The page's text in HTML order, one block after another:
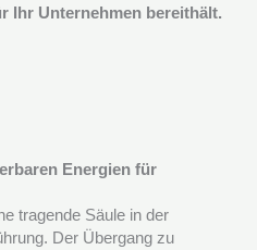
Ihr Unternehmen bereithält.
Energien für
tragende Säule in der
Der Übergang zu